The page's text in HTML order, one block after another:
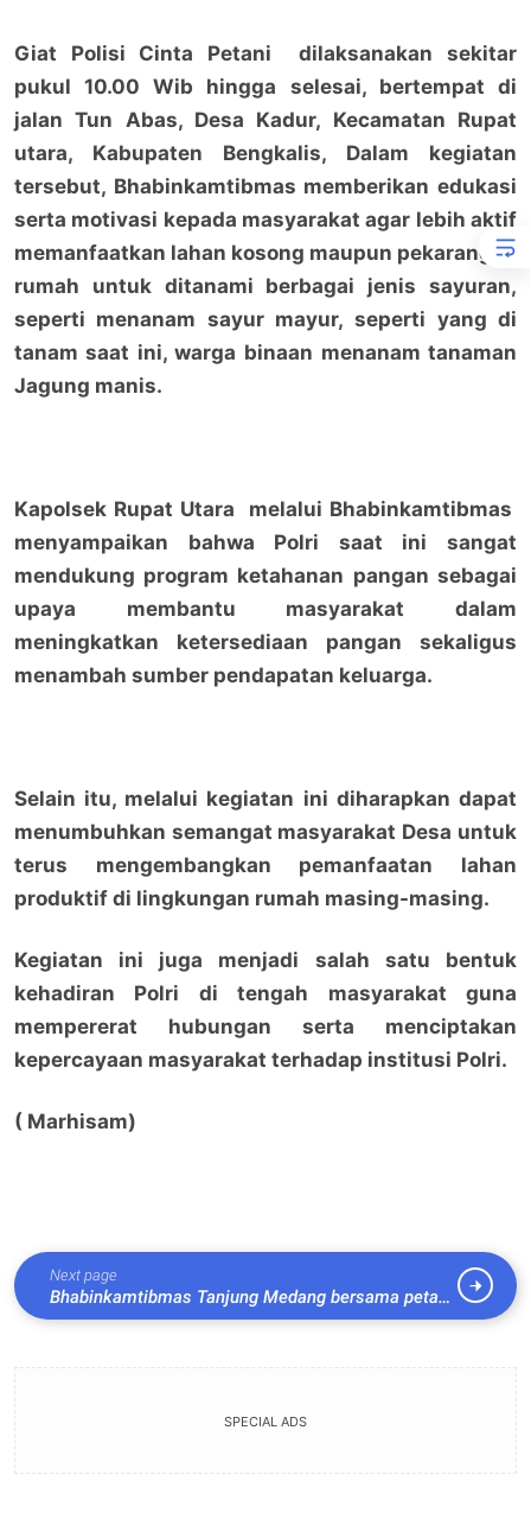
Giat Polisi Cinta Petani dilaksanakan sekitar
pukul 10.00 Wib hingga selesai, bertempat di
jalan Tun Abas, Desa Kadur, Kecamatan Rupat
utara, Kabupaten Bengkalis, Dalam kegiatan
tersebut, Bhabinkamtibmas memberikan edukasi
serta motivasi kepada masyarakat agar lebih aktif
memanfaatkan lahan kosong maupun pekarangan
rumah untuk ditanami berbagai jenis sayuran,
seperti menanam sayur mayur, seperti yang di
tanam saat ini, warga binaan menanam tanaman
Jagung manis.
Kapolsek Rupat Utara melalui Bhabinkamtibmas
menyampaikan bahwa Polri saat ini sangat
mendukung program ketahanan pangan sebagai
upaya membantu masyarakat dalam
meningkatkan ketersediaan pangan sekaligus
menambah sumber pendapatan keluarga.
Selain itu, melalui kegiatan ini diharapkan dapat
menumbuhkan semangat masyarakat Desa untuk
terus mengembangkan pemanfaatan lahan
produktif di lingkungan rumah masing-masing.
Kegiatan ini juga menjadi salah satu bentuk
kehadiran Polri di tengah masyarakat guna
mempererat hubungan serta menciptakan
kepercayaan masyarakat terhadap institusi Polri.
( Marhisam)
Next page
Bhabinkamtibmas Tanjung Medang bersama petani
cek pekarangan Bergizi,Tanaman jagung Pipil
SPECIAL ADS